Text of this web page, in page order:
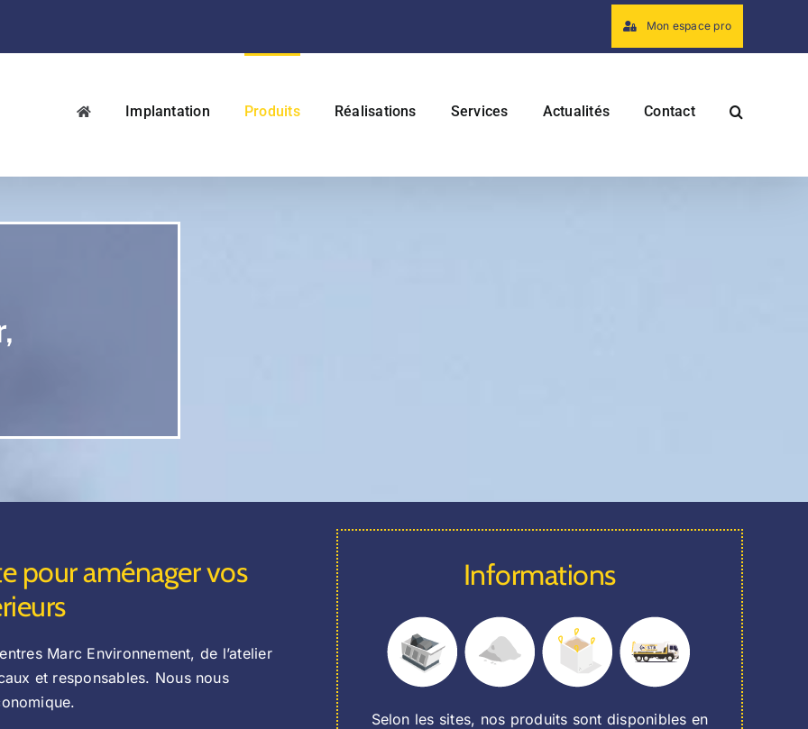
Mon espace pro
Implantation Produits Réalisations Services Actualités Contact
pour aménager vos
Marc Environnement, de l’atelier
et responsables. Nous nous
Informations
Selon les sites, nos produits sont disponibles en